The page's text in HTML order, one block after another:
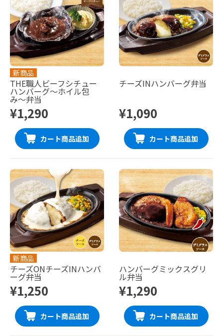
新商品
THE職人ビーフシチュー
ハンバーグ〜ホイル包
み〜弁当
¥1,290
カート商品追加
チーズINハンバーグ弁当
¥1,090
カート商品追加
新商品
チーズONチーズINハンバ
ーグ弁当
¥1,250
カート商品追加
ハンバーグミックスグリ
ル弁当
¥1,290
カート商品追加